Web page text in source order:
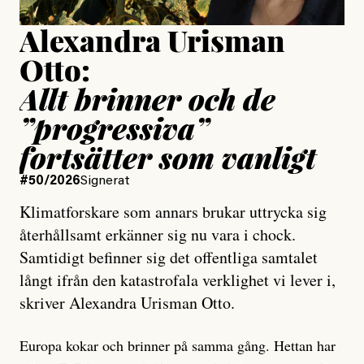
Alexandra Urisman
Otto:
Allt brinner och de
”progressiva”
fortsätter som vanligt
#50/2026Signerat
Klimatforskare som annars brukar uttrycka sig
återhållsamt erkänner sig nu vara i chock.
Samtidigt befinner sig det offentliga samtalet
långt ifrån den katastrofala verklighet vi lever i,
skriver Alexandra Urisman Otto.
Europa kokar och brinner på samma gång. Hettan har